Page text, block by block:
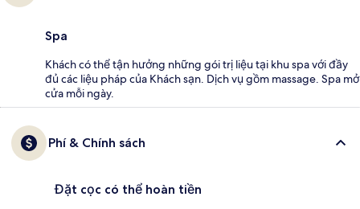
Spa
Khách có thể tận hưởng những gói trị liệu tại khu spa với đầy
đủ các liệu pháp của Khách sạn. Dịch vụ gồm massage. Spa mở
cửa mỗi ngày.
Phí & Chính sách
Đặt cọc có thể hoàn tiền